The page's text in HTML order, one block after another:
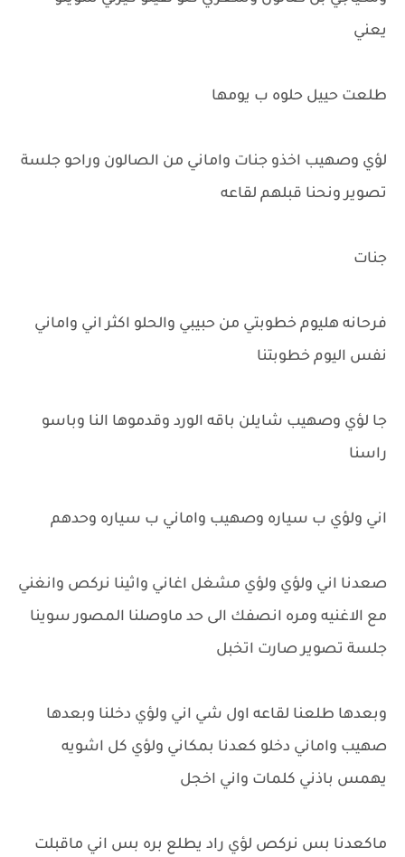
يعني
طلعت حييل حلوه ب يومها
لؤي وصهيب اخذو جنات واماني من الصالون وراحو جلسة
تصوير ونحنا قبلهم لقاعه
جنات
فرحانه هليوم خطوبتي من حبيبي والحلو اكثر اني واماني
نفس اليوم خطوبتنا
جا لؤي وصهيب شايلن باقه الورد وقدموها النا وباسو
راسنا
اني ولؤي ب سياره وصهيب واماني ب سياره وحدهم
صعدنا اني ولؤي ولؤي مشغل اغاني واثينا نركص وانغني
مع الاغنيه ومره انصفك الى حد ماوصلنا المصور سوينا
جلسة تصوير صارت اتخبل
وبعدها طلعنا لقاعه اول شي اني ولؤي دخلنا وبعدها
صهيب واماني دخلو كعدنا بمكاني ولؤي كل اشويه
يهمس باذني كلمات واني اخجل
ماكعدنا بس نركص لؤي راد يطلع بره بس اني ماقبلت